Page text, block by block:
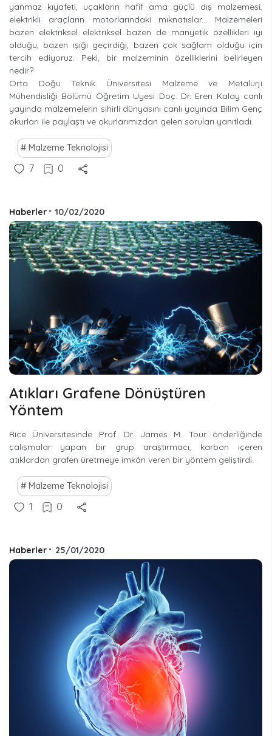
yanmaz kıyafeti, uçakların hafif ama güçlü dış malzemesi,
elektrikli araçların motorlarındaki mıknatıslar... Malzemeleri
bazen elektriksel elektriksel bazen de manyetik özellikleri iyi
olduğu, bazen ışığı geçirdiği, bazen çok sağlam olduğu için
tercih ediyoruz. Peki, bir malzeminin özelliklerini belirleyen
nedir?
Orta Doğu Teknik Üniversitesi Malzeme ve Metalurji
Mühendisliği Bölümü Öğretim Üyesi Doç. Dr. Eren Kalay canlı
yayında malzemelerin sihirli dünyasını canlı yayında Bilim Genç
okurları ile paylaştı ve okurlarımızdan gelen soruları yanıtladı.
Malzeme Teknolojisi
7 0
Haberler • 10/02/2020
Atıkları Grafene Dönüştüren
Yöntem
Rice Üniversitesinde Prof. Dr. James M. Tour önderliğinde
çalışmalar yapan bir grup araştırmacı, karbon içeren
atıklardan grafen üretmeye imkân veren bir yöntem geliştirdi.
Malzeme Teknolojisi
1 0
Haberler • 25/01/2020